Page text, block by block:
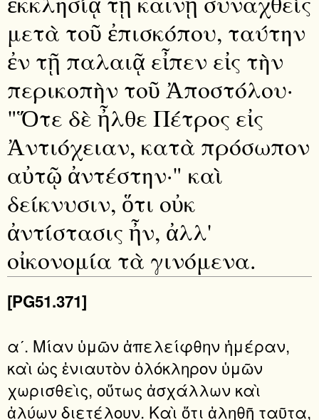
μετὰ τοῦ ἐπισκόπου, ταύτην
ἐν τῇ παλαιᾷ εἶπεν εἰς τὴν
περικοπὴν τοῦ Ἀποστόλου·
"Ὅτε δὲ ἦλθε Πέτρος εἰς
Ἀντιόχειαν, κατὰ πρόσωπον
αὐτῷ ἀντέστην·" καὶ
δείκνυσιν, ὅτι οὐκ
ἀντίστασις ἦν, ἀλλ'
οἰκονομία τὰ γινόμενα.
[PG51.371]
αʹ. Μίαν ὑμῶν ἀπελείφθην ἡμέραν,
καὶ ὡς ἐνιαυτὸν ὁλόκληρον ὑμῶν
χωρισθεὶς, οὕτως ἀσχάλλων καὶ
ἀλύων διετέλουν. Καὶ ὅτι ἀληθῆ ταῦτα,